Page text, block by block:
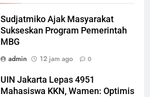
Sudjatmiko Ajak Masyarakat
Sukseskan Program Pemerintah
MBG
admin
12 jam ago 0
UIN Jakarta Lepas 4951
Mahasiswa KKN, Wamen: Optimis